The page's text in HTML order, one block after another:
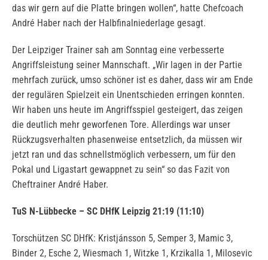
das wir gern auf die Platte bringen wollen“, hatte Chefcoach
André Haber nach der Halbfinalniederlage gesagt.
Der Leipziger Trainer sah am Sonntag eine verbesserte
Angriffsleistung seiner Mannschaft. „Wir lagen in der Partie
mehrfach zurück, umso schöner ist es daher, dass wir am Ende
der regulären Spielzeit ein Unentschieden erringen konnten.
Wir haben uns heute im Angriffsspiel gesteigert, das zeigen
die deutlich mehr geworfenen Tore. Allerdings war unser
Rückzugsverhalten phasenweise entsetzlich, da müssen wir
jetzt ran und das schnellstmöglich verbessern, um für den
Pokal und Ligastart gewappnet zu sein“ so das Fazit von
Cheftrainer André Haber.
TuS N-Lübbecke – SC DHfK Leipzig 21:19 (11:10)
Torschützen SC DHfK: Kristjánsson 5, Semper 3, Mamic 3,
Binder 2, Esche 2, Wiesmach 1, Witzke 1, Krzikalla 1, Milosevic